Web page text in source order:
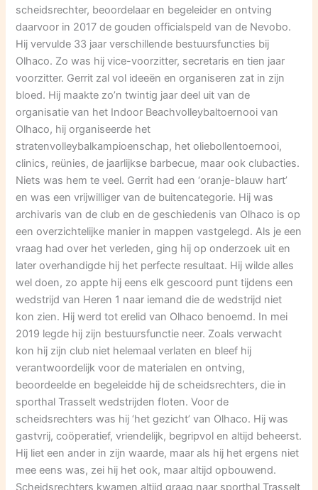
scheidsrechter, beoordelaar en begeleider en ontving
daarvoor in 2017 de gouden officialspeld van de Nevobo.
Hij vervulde 33 jaar verschillende bestuursfuncties bij
Olhaco. Zo was hij vice-voorzitter, secretaris en tien jaar
voorzitter. Gerrit zal vol ideeën en organiseren zat in zijn
bloed. Hij maakte zo’n twintig jaar deel uit van de
organisatie van het Indoor Beachvolleybaltoernooi van
Olhaco, hij organiseerde het
stratenvolleybalkampioenschap, het oliebollentoernooi,
clinics, reünies, de jaarlijkse barbecue, maar ook clubacties.
Niets was hem te veel. Gerrit had een ‘oranje-blauw hart’
en was een vrijwilliger van de buitencategorie. Hij was
archivaris van de club en de geschiedenis van Olhaco is op
een overzichtelijke manier in mappen vastgelegd. Als je een
vraag had over het verleden, ging hij op onderzoek uit en
later overhandigde hij het perfecte resultaat. Hij wilde alles
wel doen, zo appte hij eens elk gescoord punt tijdens een
wedstrijd van Heren 1 naar iemand die de wedstrijd niet
kon zien. Hij werd tot erelid van Olhaco benoemd. In mei
2019 legde hij zijn bestuursfunctie neer. Zoals verwacht
kon hij zijn club niet helemaal verlaten en bleef hij
verantwoordelijk voor de materialen en ontving,
beoordeelde en begeleidde hij de scheidsrechters, die in
sporthal Trasselt wedstrijden floten. Voor de
scheidsrechters was hij ‘het gezicht’ van Olhaco. Hij was
gastvrij, coöperatief, vriendelijk, begripvol en altijd beheerst.
Hij liet een ander in zijn waarde, maar als hij het ergens niet
mee eens was, zei hij het ook, maar altijd opbouwend.
Scheidsrechters kwamen altijd graag naar sporthal Trasselt